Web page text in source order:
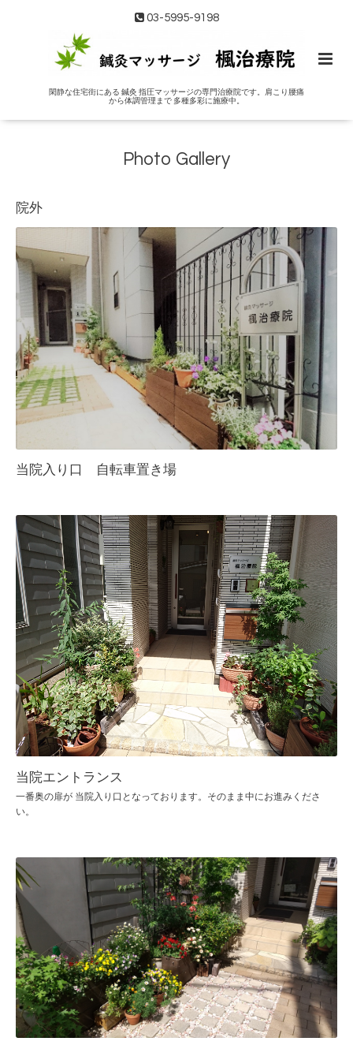
03-5995-9198
閑静な住宅街にある 鍼灸 指圧マッサージの専門治療院です。肩こり腰痛
から体調管理まで 多種多彩に施療中。
Photo Gallery
院外
当院入り口 自転車置き場
当院エントランス
一番奥の扉が 当院入り口となっております。そのまま中にお進みくださ
い。